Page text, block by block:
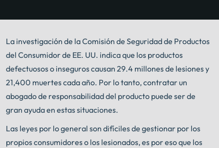
La investigación de la Comisión de Seguridad de Productos
del Consumidor de EE. UU. indica que los productos
defectuosos o inseguros causan 29.4 millones de lesiones y
21,400 muertes cada año. Por lo tanto, contratar un
abogado de responsabilidad del producto puede ser de
gran ayuda en estas situaciones.
Las leyes por lo general son difíciles de gestionar por los
propios consumidores o los lesionados, es por eso que los